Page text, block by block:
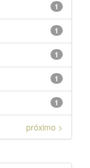
1
1
1
1
1
próximo >